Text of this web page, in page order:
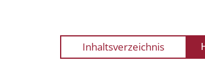
Inhaltsverzeichnis